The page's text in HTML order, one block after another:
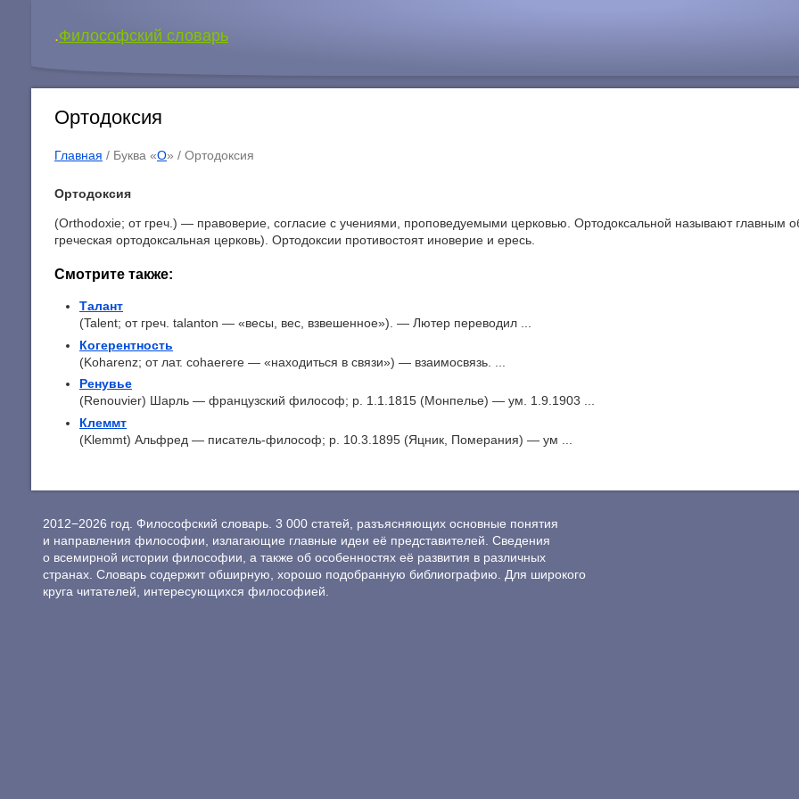
.Философский словарь
Ортодоксия
Главная / Буква «О» / Ортодоксия
Ортодоксия
(Orthodoxie; от греч.) — правоверие, согласие с учениями, проповедуемыми церковью. Ортодоксальной называют главным
греческая ортодоксальная церковь). Ортодоксии противостоят иноверие и ересь.
Смотрите также:
Талант
(Talent; от греч. talanton — «весы, вес, взвешенное»). — Лютер переводил ...
Когерентность
(Koharenz; от лат. cohaerere — «находиться в связи») — взаимосвязь. ...
Ренувье
(Renouvier) Шарль — французский философ; p. 1.1.1815 (Монпелье) — ум. 1.9.1903 ...
Клеммт
(Klemmt) Альфред — писатель-философ; p. 10.3.1895 (Яцник, Померания) — ум ...
2012−2026 год. Философский словарь. 3 000 статей, разъясняющих основные понятия
и направления философии, излагающие главные идеи её представителей. Сведения
о всемирной истории философии, а также об особенностях её развития в различных
странах. Словарь содержит обширную, хорошо подобранную библиографию. Для широкого
круга читателей, интересующихся философией.